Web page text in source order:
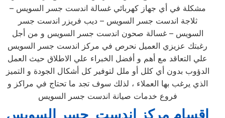
مشكلة في أي جهاز كهربائي غسالة اندست جسر السويس –
ثلاجة اندست جسر السويس – ديب فريزر اندست جسر
السويس – غسالة صحون اندست جسر السويس و من أجل
رغبتك عزيزي العميل نحرص في مركز اندست جسر السويس
علي التعاقد مع أهم و أفضل الخبراء علي الاطلاق حيث العمل
الدؤوب بدون أي كلل أو ملل لتوفير كل أشكال الجودة و التميز
الذي يرغب بها العملاء ، لذلك سوف تجد ما تحتاج في مراكز و
فروع خدمات صيانة اندست جسر السويس
اقسام مركز اندست جسر السويس